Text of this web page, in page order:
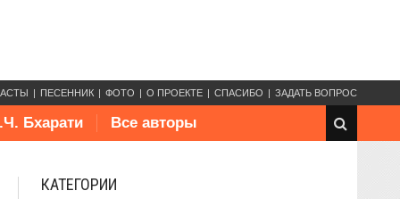
ПЕСЕННИК ФОТО О ПРОЕКТЕ СПАСИБО ЗАДАТЬ ВОПРОС
Бхарати Все авторы
КАТЕГОРИИ